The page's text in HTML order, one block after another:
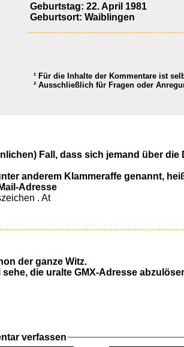
Geburtstag: 22. April 1981
Geburtsort: Waiblingen
¹ Für die Inhalte der Kommentare ist
² Ausschließlich für Fragen oder
Fall, dass sich jemand über
anderem Klammeraffe genannt,
Adresse
. At
der ganze Witz.
die uralte GMX-Adresse
verfassen